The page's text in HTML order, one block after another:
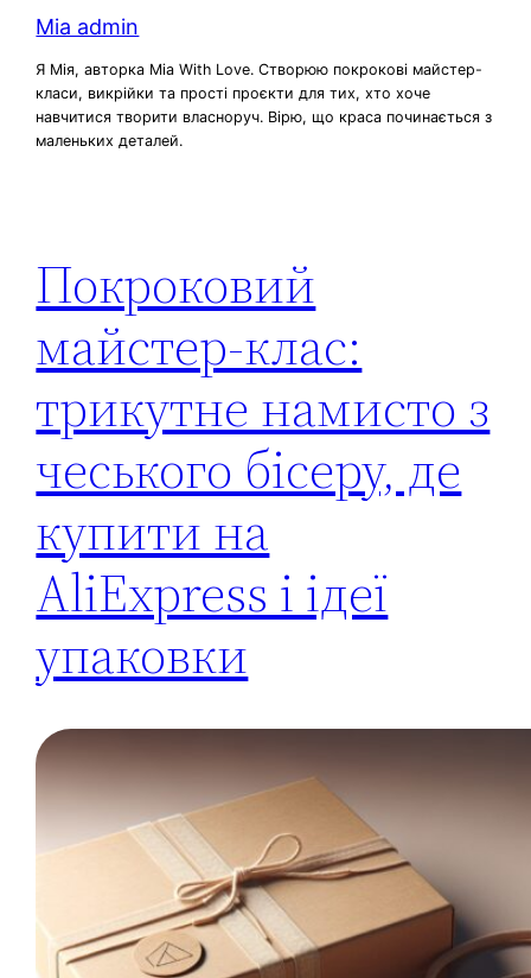
Mia admin
Я Мія, авторка Mia With Love. Створюю покрокові майстер-
класи, викрійки та прості проєкти для тих, хто хоче
навчитися творити власноруч. Вірю, що краса починається з
маленьких деталей.
Покроковий
майстер-клас:
трикутне намисто з
чеського бісеру, де
купити на
AliExpress і ідеї
упаковки